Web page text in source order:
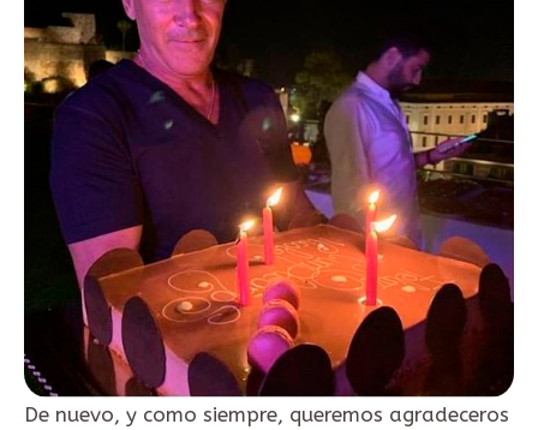
De nuevo, y como siempre, queremos agradeceros